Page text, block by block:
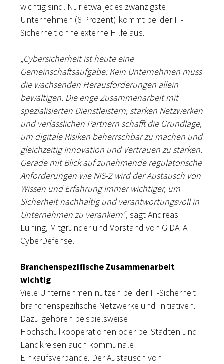
wichtig sind. Nur etwa jedes zwanzigste
Unternehmen (6 Prozent) kommt bei der IT-
Sicherheit ohne externe Hilfe aus.
„Cybersicherheit ist heute eine
Gemeinschaftsaufgabe: Kein Unternehmen muss
die wachsenden Herausforderungen allein
bewältigen. Die enge Zusammenarbeit mit
spezialisierten Dienstleistern, starken Netzwerken
und verlässlichen Partnern schafft die Grundlage,
um digitale Risiken beherrschbar zu machen und
gleichzeitig Innovation und Vertrauen zu stärken.
Gerade mit Blick auf zunehmende regulatorische
Anforderungen wie NIS-2 wird der Austausch von
Wissen und Erfahrung immer wichtiger, um
Sicherheit nachhaltig und verantwortungsvoll in
Unternehmen zu verankern“, sagt Andreas
Lüning, Mitgründer und Vorstand von G DATA
CyberDefense.
Branchenspezifische Zusammenarbeit
wichtig
Viele Unternehmen nutzen bei der IT-Sicherheit
branchenspezifische Netzwerke und Initiativen.
Dazu gehören beispielsweise
Hochschulkooperationen oder bei Städten und
Landkreisen auch kommunale
Einkaufsverbände. Der Austausch von